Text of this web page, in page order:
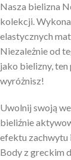
Nasza bielizna
kolekcji.
elastycznych
Niezależnie od
jako bielizny,
wyróżnisz!
Uwolnij swoją
bieliźnie
efektu zachwytu
Body z greckim